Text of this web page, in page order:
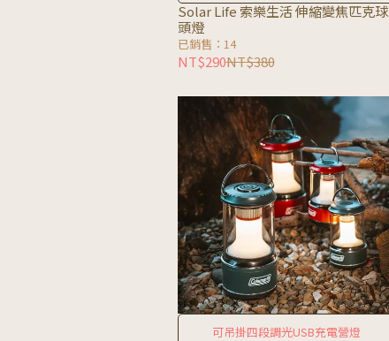
Solar Life 索樂生活 伸縮變焦匹克球
頭燈
已銷售：14
NT$290NT$380
可吊掛四段調光USB充電營燈